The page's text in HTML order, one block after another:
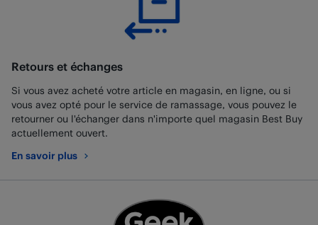
Retours et échanges
Si vous avez acheté votre article en magasin, en ligne, ou si
vous avez opté pour le service de ramassage, vous pouvez le
retourner ou l'échanger dans n'importe quel magasin Best Buy
actuellement ouvert.
En savoir plus
au sujet de Retours et échanges